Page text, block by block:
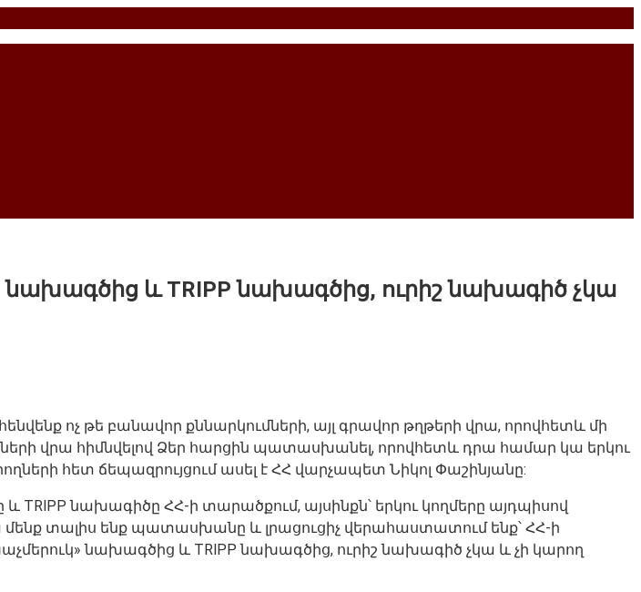
և TRIPP նախագծից, ուրիշ նախագիծ չկա
ոչ թե բանավոր քննարկումների, այլ գրավոր թղթերի վրա, որովհետև մի
վրա հիմնվելով Ձեր հարցին պատասխանել, որովհետև դրա համար կա երկու
հետ ճեպազրույցում ասել է ՀՀ վարչապետ Նիկոլ Փաշինյանը:
TRlPP նախագիծը ՀՀ-ի տարածքում, այսինքն՝ երկու կողմերը այդպիսով
տալիս ենք պատասխանը և լրացուցիչ վերահաստատում ենք՝ ՀՀ-ի
նախագծից և TRlPP նախագծից, ուրիշ նախագիծ չկա և չի կարող